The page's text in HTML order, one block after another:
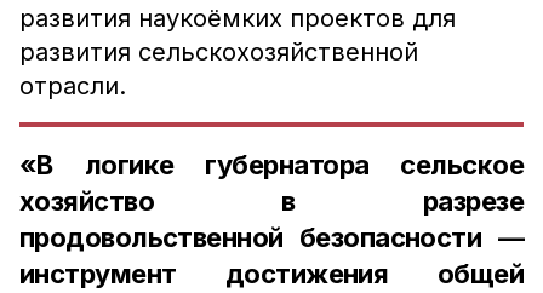
развития наукоёмких проектов для
развития сельскохозяйственной
отрасли.
«В логике губернатора сельское
хозяйство в разрезе
продовольственной безопасности —
инструмент достижения общей